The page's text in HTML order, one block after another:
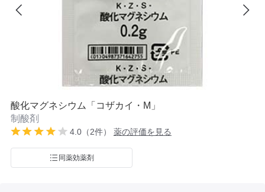
酸化マグネシウム「コザカイ・M」
制酸剤
4.0（2件） 薬の評価を見る
同薬効薬剤